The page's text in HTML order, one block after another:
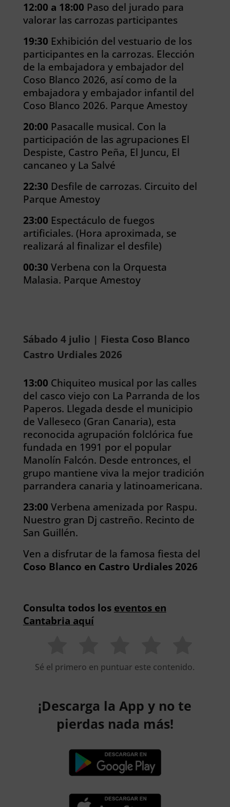
12:00 a 18:00 Paso del jurado para
valorar las carrozas participantes
19:30 Exhibición del vestuario de los
participantes en la carrozas. Elección
de la embajadora y embajador del
Coso Blanco 2026, así como de la
embajadora y embajador infantil del
Coso Blanco 2026. Parque Amestoy
20:00 Pasacalle musical. Con la
participación de las agrupaciones El
Despiste, Castro Peña, El Juncu, El
cancaneo y La Salvé
22:30 Desfile de carrozas. Circuito del
Parque Amestoy
23:00 Espectáculo de fuegos
artificiales. (Hora aproximada, se
realizará al finalizar el desfile)
00:30 Verbena con la Orquesta
Malasia. Parque Amestoy
Sábado 4 julio | Fiesta Coso Blanco
Castro Urdiales 2026
13:00 Chiquiteo musical por las calles
del casco viejo con La Parranda de los
Paperos. Llegada desde el municipio
de Valleseco (Gran Canaria), esta
reconocida agrupación folclórica fue
fundada en 1991 por el popular
Manolín Falcón. Desde entronces, el
grupo mantiene viva la mejor tradición
parrandera canaria y latinoamericana.
23:00 Verbena amenizada por Raspu.
Nuestro gran Dj castreño. Recinto de
San Guillén.
Ven a disfrutar de la famosa fiesta del
Coso Blanco en Castro Urdiales 2026
Consulta todos los eventos en
Cantabria aquí
Sé el primero en puntuar este contenido.
¡Descarga la App y no te
pierdas nada más!